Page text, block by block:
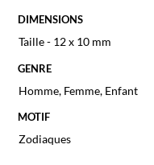
DIMENSIONS
Taille - 12 x 10 mm
GENRE
Homme, Femme, Enfant
MOTIF
Zodiaques